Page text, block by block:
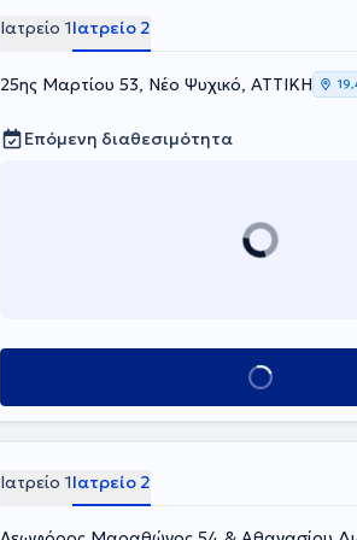
Ιατρείο 1Ιατρείο 2
25ης Μαρτίου 53, Νέο Ψυχικό, ΑΤΤΙΚΗ
Επόμενη διαθεσιμότητα
Κλείσε ραντεβού
Ιατρείο 1Ιατρείο 2